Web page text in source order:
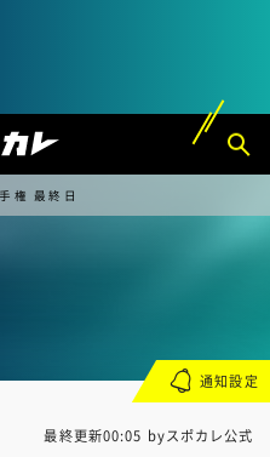
権 最終日
最終更新00:05 byスポカレ公式
通知設定